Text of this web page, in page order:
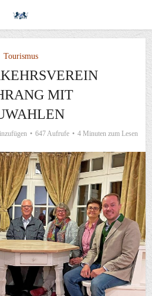
Tourismus
MIT
647 Aufrufe 4 Minuten zum Lesen